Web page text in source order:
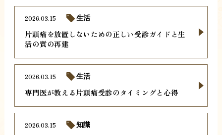
片頭痛を放置しないための正しい受診ガイドと生
活の質の再建
2026.03.15 生活
専門医が教える片頭痛受診のタイミングと心得
2026.03.15 生活
2026.03.15 知識